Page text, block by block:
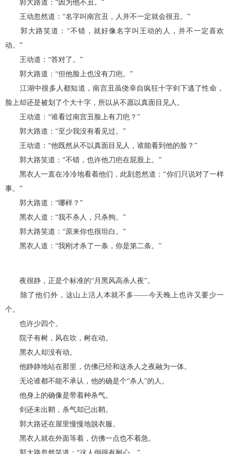
郭大路道：“因为他不丑。”
王动忽然道：“名字叫南宫丑，人并不一定就会很丑。”
郭大路笑道：“不错，就好像名字叫王动的人，并不一定喜欢
动。”
王动道：“答对了。”
郭大路道：“但他脸上也没有刀疤。”
江湖中很多人都知道，南宫丑虽侥幸自疯狂十字剑下逃了性命，
脸上却还是被划了个大十字，所以从不愿以真面目见人。
王动道：“谁看过南宫丑脸上有刀疤？”
郭大路道：“至少我没有看见过。”
王动道：“他既然从不以真面目见人，谁能看到他的脸？”
郭大路笑道：“不错，也许他刀疤在屁股上。”
黑衣人一直在冷冷地看着他们，此刻忽然道：“你们只说对了一样
事。”
郭大路道：“哪样？”
黑衣人道：“我不杀人，只杀狗。”
郭大路笑道：“原来你也很坦白。”
黑衣人道：“我刚才杀了一条，你是第二条。”
夜很静，正是个标准的“月黑风高杀人夜”。
除了他们外，这山上活人本就不多——今天晚上也许又要少一
个。
也许少四个。
院子有树，风在吹，树在动。
黑衣人却没有动。
他静静地站在那里，仿佛已经和这杀人之夜融为一体。
无论谁都不能不承认，他的确是个“杀人”的人。
他身上的确像是带着种杀气。
剑还未出鞘，杀气却已出鞘。
郭大路还在屋里慢慢地脱衣服。
黑衣人就在外面等着，仿佛一点也不着急。